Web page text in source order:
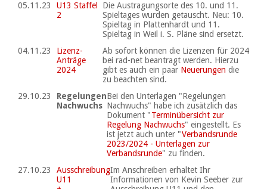
05.11.23
U13 Staffel
2
Die Austragungsorte des 10. und 11.
Spieltages wurden getauscht. Neu: 10.
Spieltag in Plattenhardt und 11.
Spieltag in Weil i. S. Pläne sind ersetzt.
04.11.23
Lizenz-
Anträge
2024
Ab sofort können die Lizenzen für 2024
bei rad-net beantragt werden. Hierzu
gibt es auch ein paar Neuerungen die
zu beachten sind.
29.10.23
Regelungen
Nachwuchs
Bei den Unterlagen "Regelungen
Nachwuchs" habe ich zusätzlich das
Dokument "Terminübersicht zur
Regelung Nachwuchs" eingestellt. Es
ist jetzt auch unter "Verbandsrunde
2023/2024 - Unterlagen zur
Verbandsrunde" zu finden.
27.10.23
Ausschreibung
U11
Im Anschreiben erhaltet Ihr
Informationen von Kevin Seeber zur